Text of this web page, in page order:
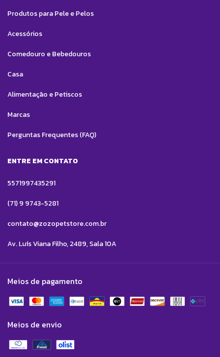
Produtos para Pele e Pelos
Acessórios
Comedouro e Bebedouros
Casa
Alimentação e Petiscos
Marcas
Perguntas Frequentes (FAQ)
ENTRE EM CONTATO
5571997435291
(71) 9 9743-5281
contato@zozopetstore.com.br
Av. Luís Viana Filho, 2489, Sala 10A
Meios de pagamento
Meios de envio